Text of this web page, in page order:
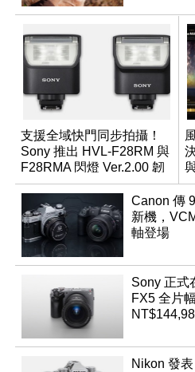
支援全域快門同步拍攝！
Sony 推出 HVL-F28RM 與
F28RMA 閃燈 Ver.2.00 韌
體
Canon 傳
新機，
軸登場
Sony 正式
FX5 全片
Nikon 發